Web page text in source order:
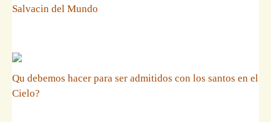
Salvacin del Mundo
Qu debemos hacer para ser admitidos con los santos en el
Cielo?